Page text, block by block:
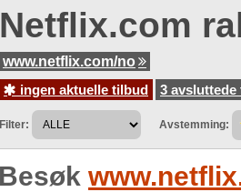
Netflix.com
www.netflix.com/no
ingen aktuelle tilbud
3 avsluttede
Filter: Avstemming:
Besøk